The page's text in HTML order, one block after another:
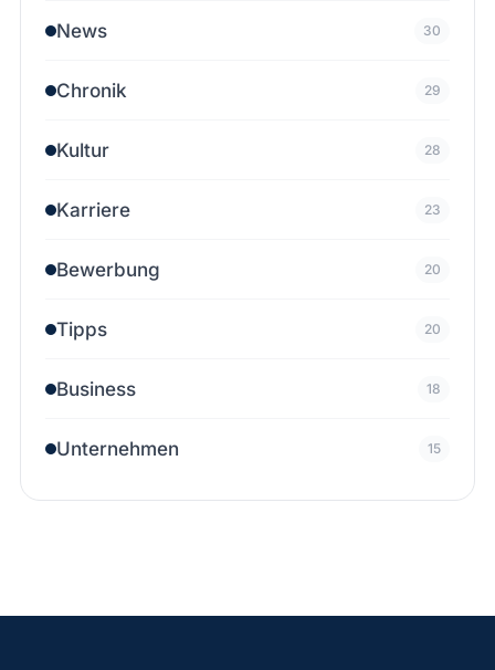
News 30
Chronik 29
Kultur 28
Karriere 23
Bewerbung 20
Tipps 20
Business 18
Unternehmen 15